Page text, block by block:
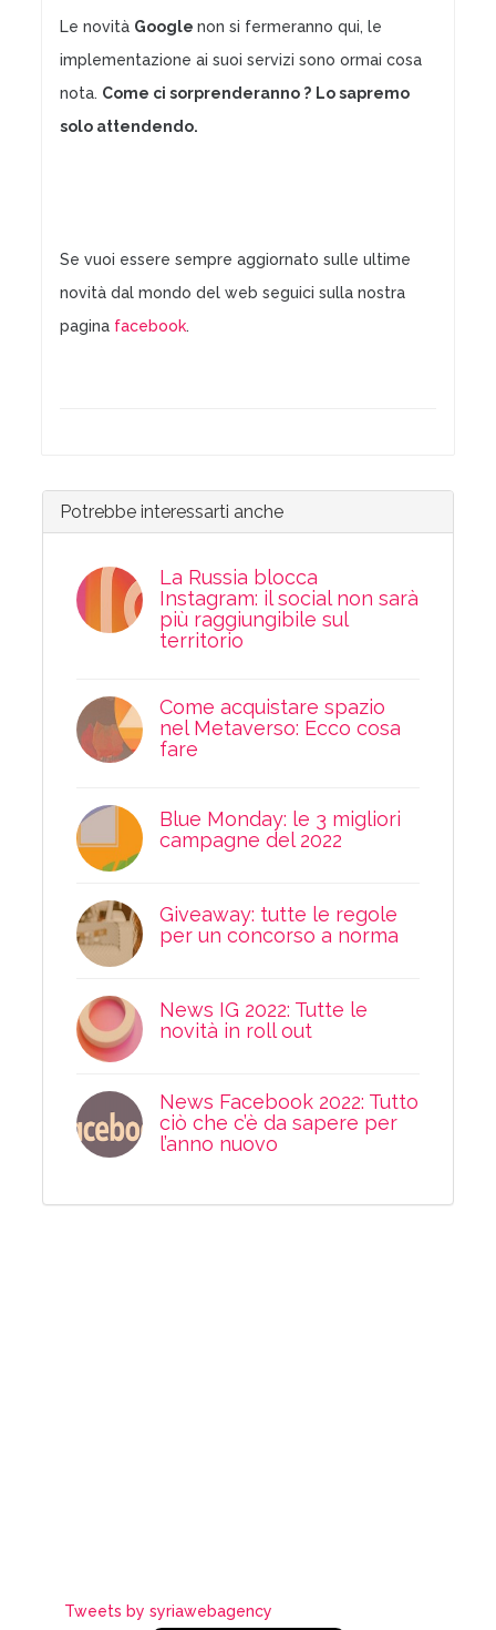
Le novità Googlenon si fermeranno qui, le
implementazione ai suoi servizi sono ormai cosa
nota. Come ci sorprenderanno ? Lo sapremo
solo attendendo.
Se vuoi essere sempre aggiornato sulle ultime
novità dal mondo del web seguici sulla nostra
pagina facebook.
Potrebbe interessarti anche
La Russia blocca
Instagram: il social non sarà
più raggiungibile sul
territorio
Come acquistare spazio
nel Metaverso: Ecco cosa
fare
Blue Monday: le 3 migliori
campagne del 2022
Giveaway: tutte le regole
per un concorso a norma
News IG 2022: Tutte le
novità in roll out
News Facebook 2022: Tutto
ciò che c’è da sapere per
l’anno nuovo
Tweets by syriawebagency